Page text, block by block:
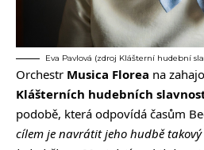
Eva Pavlová (zdroj Klášterní hudební
Orchestr Musica Florea na
Klášterních hudebních
podobě, která odpovídá časům
cílem je navrátit jeho hudbě